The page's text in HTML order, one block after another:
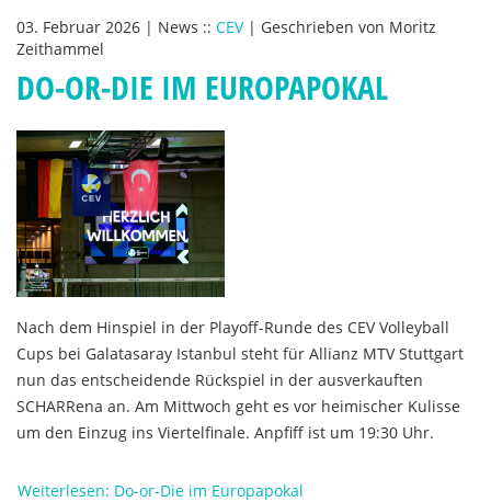
03. Februar 2026 | News :: CEV | Geschrieben von Moritz
Zeithammel
DO-OR-DIE IM EUROPAPOKAL
Nach dem Hinspiel in der Playoff-Runde des CEV Volleyball
Cups bei Galatasaray Istanbul steht für Allianz MTV Stuttgart
nun das entscheidende Rückspiel in der ausverkauften
SCHARRena an. Am Mittwoch geht es vor heimischer Kulisse
um den Einzug ins Viertelfinale. Anpfiff ist um 19:30 Uhr.
Weiterlesen: Do-or-Die im Europapokal